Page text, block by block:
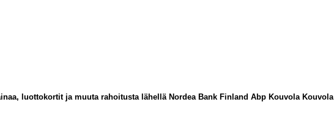
luottokortit ja muuta rahoitusta lähellä Nordea Bank Finland Abp Kouvola Kouvola